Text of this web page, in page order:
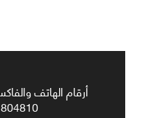
804810 - 5 - 00961